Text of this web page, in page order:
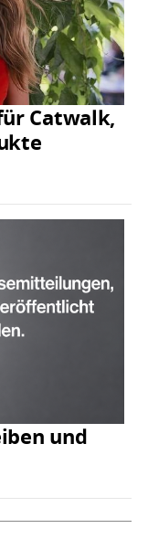
Catwalk,
und